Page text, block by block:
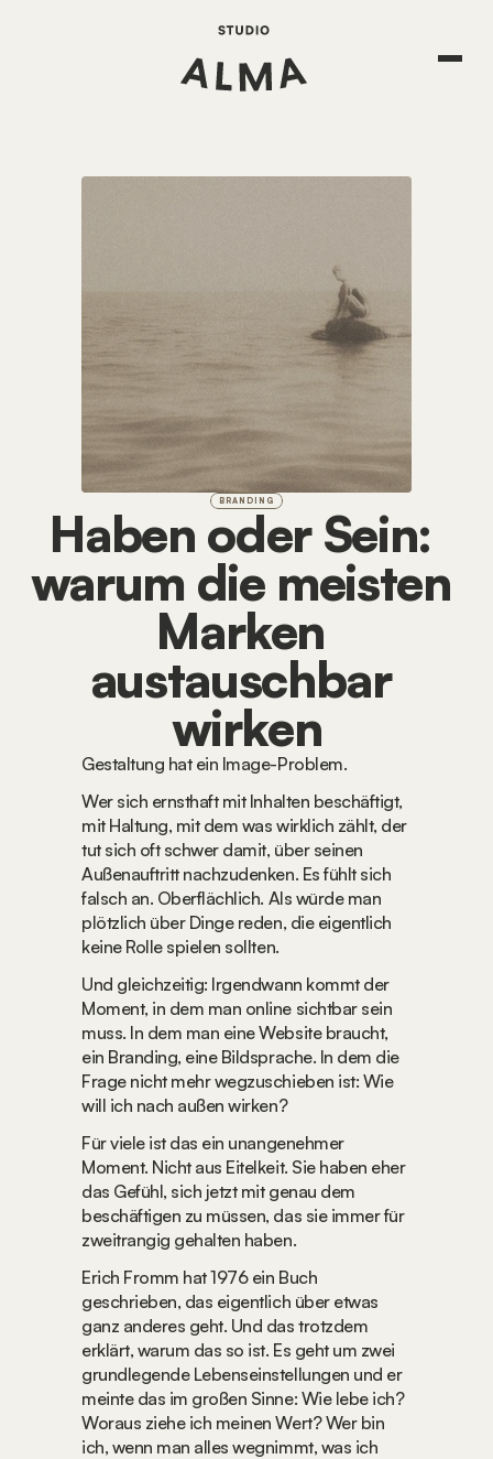
BRANDING
Haben oder Sein:
warum die meisten
Marken
austauschbar
wirken
Gestaltung hat ein Image-Problem.
Wer sich ernsthaft mit Inhalten beschäftigt,
mit Haltung, mit dem was wirklich zählt, der
tut sich oft schwer damit, über seinen
Außenauftritt nachzudenken. Es fühlt sich
falsch an. Oberflächlich. Als würde man
plötzlich über Dinge reden, die eigentlich
keine Rolle spielen sollten.
Und gleichzeitig: Irgendwann kommt der
Moment, in dem man online sichtbar sein
muss. In dem man eine Website braucht,
ein Branding, eine Bildsprache. In dem die
Frage nicht mehr wegzuschieben ist: Wie
will ich nach außen wirken?
Für viele ist das ein unangenehmer
Moment. Nicht aus Eitelkeit. Sie haben eher
das Gefühl, sich jetzt mit genau dem
beschäftigen zu müssen, das sie immer für
zweitrangig gehalten haben.
Erich Fromm hat 1976 ein Buch
geschrieben, das eigentlich über etwas
ganz anderes geht. Und das trotzdem
erklärt, warum das so ist. Es geht um zwei
grundlegende Lebenseinstellungen und er
meinte das im großen Sinne: Wie lebe ich?
Woraus ziehe ich meinen Wert? Wer bin
ich, wenn man alles wegnimmt, was ich